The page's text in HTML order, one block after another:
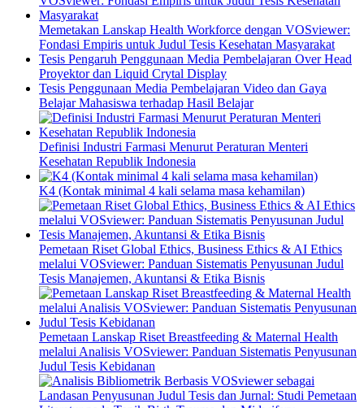
Memetakan Lanskap Health Workforce dengan VOSviewer:
Fondasi Empiris untuk Judul Tesis Kesehatan Masyarakat
Tesis Pengaruh Penggunaan Media Pembelajaran Over Head
Proyektor dan Liquid Crytal Display
Tesis Penggunaan Media Pembelajaran Video dan Gaya
Belajar Mahasiswa terhadap Hasil Belajar
Definisi Industri Farmasi Menurut Peraturan Menteri
Kesehatan Republik Indonesia
K4 (Kontak minimal 4 kali selama masa kehamilan)
Pemetaan Riset Global Ethics, Business Ethics & AI Ethics
melalui VOSviewer: Panduan Sistematis Penyusunan Judul
Tesis Manajemen, Akuntansi & Etika Bisnis
Pemetaan Lanskap Riset Breastfeeding & Maternal Health
melalui Analisis VOSviewer: Panduan Sistematis Penyusunan
Judul Tesis Kebidanan